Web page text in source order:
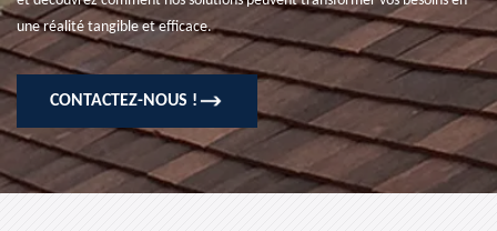
une réalité tangible et efficace.
CONTACTEZ-NOUS !